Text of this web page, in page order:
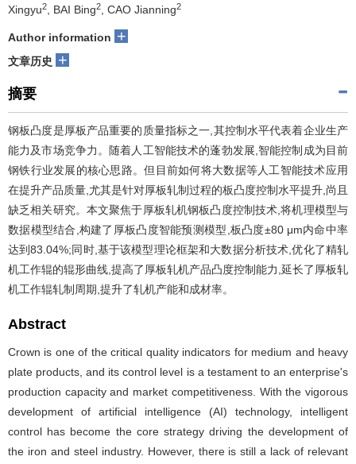
Xingyu2 , BAI Bing2 , CAO Jianning2
Author information +
文章历史 +
摘要
钢板凸度是厚板产品重要的质量指标之一,其控制水平代表着企业生产
能力及市场竞争力。随着人工智能技术的蓬勃发展,智能控制成为目前
钢铁行业发展的核心思路。但目前如何将大数据等人工智能技术应用
在提升产品质量,尤其是针对厚板轧制过程的板凸度控制水平提升,尚且
缺乏相关研究。本文聚焦于厚板轧机钢板凸度控制技术,将机理模型与
数据模型结合,构建了厚板凸度智能预测模型,板凸度±80 μm内命中率
达到83.04%;同时,基于该模型理论框架和大数据分析技术,优化了精轧
机工作辊的辊形曲线,提高了厚板轧机产品凸度控制能力,延长了厚板轧
机工作辊轧制周期,提升了轧机产能和成材率。
Abstract
Crown is one of the critical quality indicators for medium and heavy
plate products, and its control level is a testament to an enterprise's
production capacity and market competitiveness. With the vigorous
development of artificial intelligence (AI) technology, intelligent
control has become the core strategy driving the development of
the iron and steel industry. However, there is still a lack of relevant